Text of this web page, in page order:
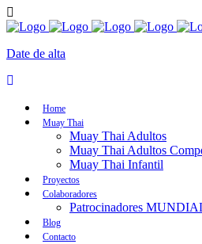
Date de alta
Home
Muay Thai
Muay Thai Adultos
Muay Thai Adultos
Muay Thai Infantil
Proyectos
Colaboradores
Patrocinadores
Blog
Contacto